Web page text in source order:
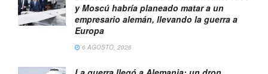
y Moscú habría planeado matar a un
empresario alemán, llevando la guerra a
Europa
6 AGOSTO, 2026